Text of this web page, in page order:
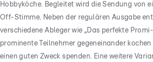
Hobbyköche. Begleitet wird die Sendung von
Off-Stimme. Neben der regulären Ausgabe
verschiedene Ableger wie „Das perfekte
prominente Teilnehmer gegeneinander
einen guten Zweck spenden. Eine weitere